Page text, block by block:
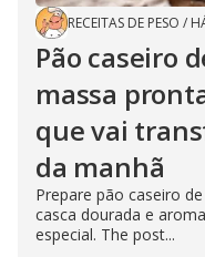
RECEITAS DE PESO /
Pão caseiro
massa
que vai
da manhã
Prepare pão caseiro
casca dourada e
especial. The post...